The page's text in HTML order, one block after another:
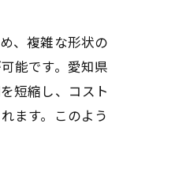
、複雑な形状の
能です。愛知県
短縮し、コスト
ます。このよう